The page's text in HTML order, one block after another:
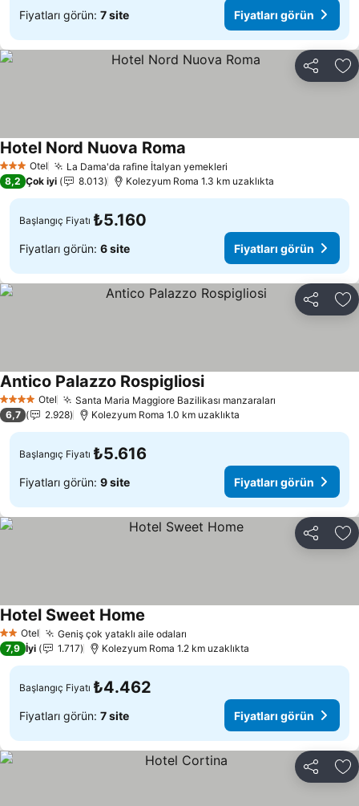
Fiyatları görün: 7 site Fiyatları görün
Paylaş
3 YıldızOtel La Dama'da rafine İtalyan yemekleri
Hotel Nord Nuova Roma
8,2 Çok iyi 8.013 Kolezyum Roma 1.3 km uzaklıkta
Başlangıç Fiyatı ₺5.160
Fiyatları görün: 6 site Fiyatları görün
Paylaş
4 Yıldız Otel Santa Maria Maggiore Bazilikası manzaraları
Antico Palazzo RospigliosiFiyatları görün
6,7 2.928 Kolezyum Roma 1.0 km uzaklıkta
Başlangıç Fiyatı ₺5.616
Fiyatları görün: 9 site Fiyatları görün
Paylaş
2 Yıldız
Otel Geniş çok yataklı aile odaları
Hotel Sweet Home
7,9 İyi 1.717 Kolezyum Roma 1.2 km uzaklıkta
Başlangıç Fiyatı ₺4.462
Fiyatları görün: 7 site Fiyatları görün
Paylaş